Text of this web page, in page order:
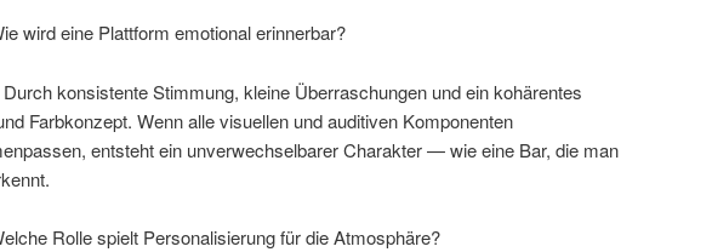
wird eine Plattform emotional erinnerbar?
konsistente Stimmung, kleine Überraschungen und ein kohärentes
Farbkonzept. Wenn alle visuellen und auditiven Komponenten
entsteht ein unverwechselbarer Charakter — wie eine Bar, die man
Rolle spielt Personalisierung für die Atmosphäre?